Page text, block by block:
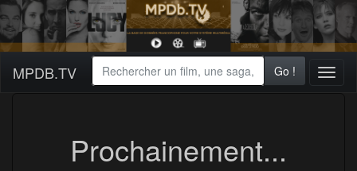
MPDB.TV Go !
Prochainement...